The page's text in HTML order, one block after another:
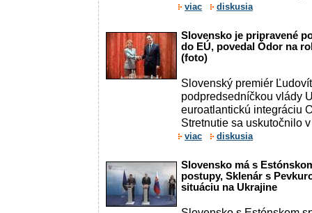
viac diskusia
Slovensko je pripravené
do EÚ, povedal Ódor na
(foto)
Slovenský premiér
podpredsedníčkou vlády
euroatlantickú integráciu
Stretnutie sa uskutočnilo v
viac diskusia
Slovensko má s
postupy, Sklenár s
situáciu na Ukrajine